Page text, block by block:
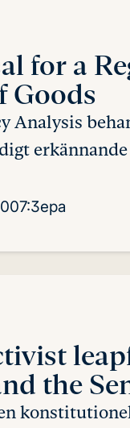
for a
Goods
Analysis
erkännande
the